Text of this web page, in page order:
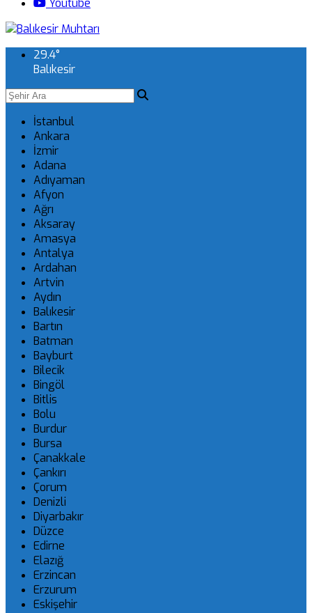
Youtube
29.4°
Balıkesir
İstanbul
Ankara
İzmir
Adana
Adıyaman
Afyon
Ağrı
Aksaray
Amasya
Antalya
Ardahan
Artvin
Aydın
Balıkesir
Bartın
Batman
Bayburt
Bilecik
Bingöl
Bitlis
Bolu
Burdur
Bursa
Çanakkale
Çankırı
Çorum
Denizli
Diyarbakır
Düzce
Edirne
Elazığ
Erzincan
Erzurum
Eskişehir